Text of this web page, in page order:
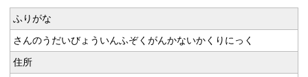
ふりがな
さんのうだいびょういんふぞくがんかないかくりにっく
住所